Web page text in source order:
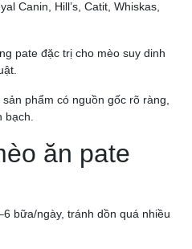
Canin, Hill’s, Catit, Whiskas,
pate đặc trị cho mèo suy dinh
sản phẩm có nguồn gốc rõ ràng,
ăn pate
bữa/ngày, tránh dồn quá nhiều